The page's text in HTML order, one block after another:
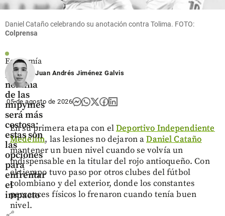
Economía
La
nómina
de las
mipymes
será más
costosa:
estas son
las
opciones
para
enfrentar
el
impacto
Daniel Cataño celebrando su anotación contra Tolima. FOTO:
Colprensa
Juan Andrés Jiménez Galvis
05 de agosto de 2026
En su primera etapa con elDeportivo Independiente
Medellín, las lesiones no dejaron aDaniel Cataño
mantener un buen nivel cuando se volvía un
indispensable en la titular del rojo antioqueño. Con
el tiempo tuvo paso por otros clubes del fútbol
colombiano y del exterior, donde los constantes
percances físicos lo frenaron cuando tenía buen
nivel.